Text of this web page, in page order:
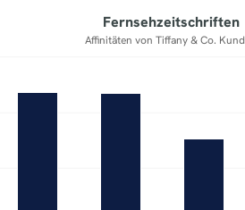
Fernsehzeitschriften
Affinitäten von Tiffany & Co.